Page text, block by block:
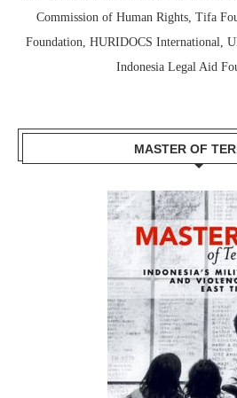
Commission of Human Rights, Tifa
Foundation, HURIDOCS International,
Indonesia Legal Aid
MASTER OF